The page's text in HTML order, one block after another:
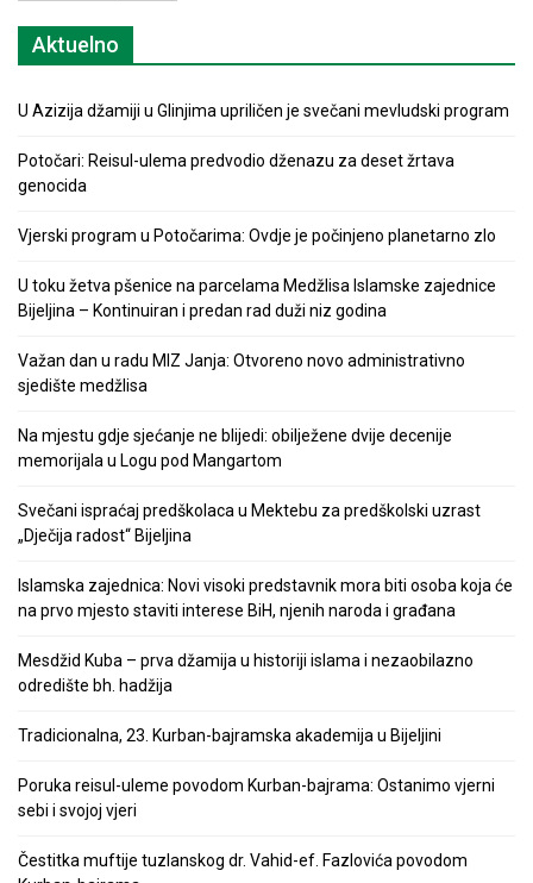
Aktuelno
U Azizija džamiji u Glinjima upriličen je svečani mevludski program
Potočari: Reisul-ulema predvodio dženazu za deset žrtava
genocida
Vjerski program u Potočarima: Ovdje je počinjeno planetarno zlo
U toku žetva pšenice na parcelama Medžlisa Islamske zajednice
Bijeljina – Kontinuiran i predan rad duži niz godina
Važan dan u radu MIZ Janja: Otvoreno novo administrativno
sjedište medžlisa
Na mjestu gdje sjećanje ne blijedi: obilježene dvije decenije
memorijala u Logu pod Mangartom
Svečani ispraćaj predškolaca u Mektebu za predškolski uzrast
„Dječija radost“ Bijeljina
Islamska zajednica: Novi visoki predstavnik mora biti osoba koja će
na prvo mjesto staviti interese BiH, njenih naroda i građana
Mesdžid Kuba – prva džamija u historiji islama i nezaobilazno
odredište bh. hadžija
Tradicionalna, 23. Kurban-bajramska akademija u Bijeljini
Poruka reisul-uleme povodom Kurban-bajrama: Ostanimo vjerni
sebi i svojoj vjeri
Čestitka muftije tuzlanskog dr. Vahid-ef. Fazlovića povodom